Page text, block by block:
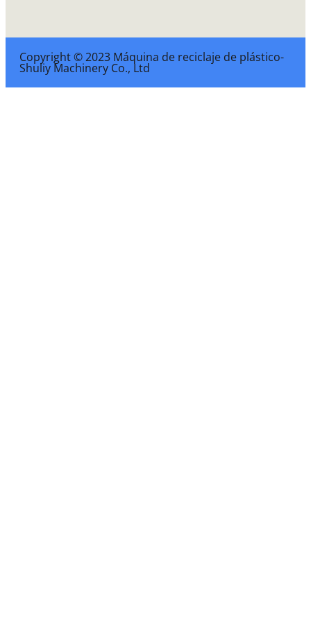
Copyright © 2023 Máquina de reciclaje de plástico-
Shuliy Machinery Co., Ltd